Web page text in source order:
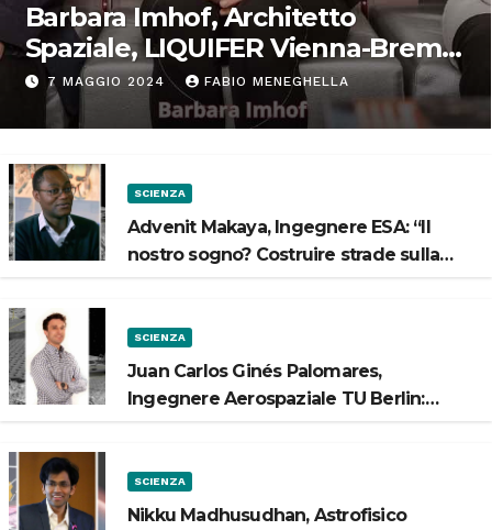
Barbara Imhof, Architetto
Spaziale, LIQUIFER Vienna-Brema:
“Progettiamo habitat per lo
Spazio”
7 MAGGIO 2024 FABIO MENEGHELLA
SCIENZA
Advenit Makaya, Ingegnere ESA: “Il
nostro sogno? Costruire strade sulla
SCIENZA
Juan Carlos Ginés Palomares,
Ingegnere Aerospaziale TU Berlin:
SCIENZA
Nikku Madhusudhan, Astrofisico